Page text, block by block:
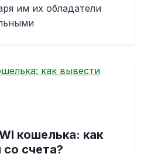
им их обладатели
кошелька: как
счета?